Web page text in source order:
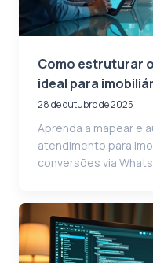
Como estruturar
ideal para
28 de outubro de 2025
Aprenda a mapear e
atendimento para
conversões via